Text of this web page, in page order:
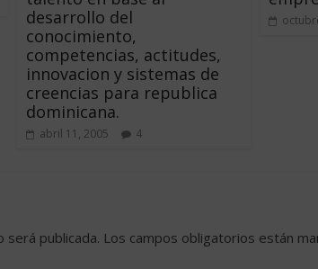
desarrollo del
conocimiento,
competencias, actitudes,
innovacion y sistemas de
creencias para republica
dominicana.
abril 11, 2005 4
será publicada. Los campos obligatorios están